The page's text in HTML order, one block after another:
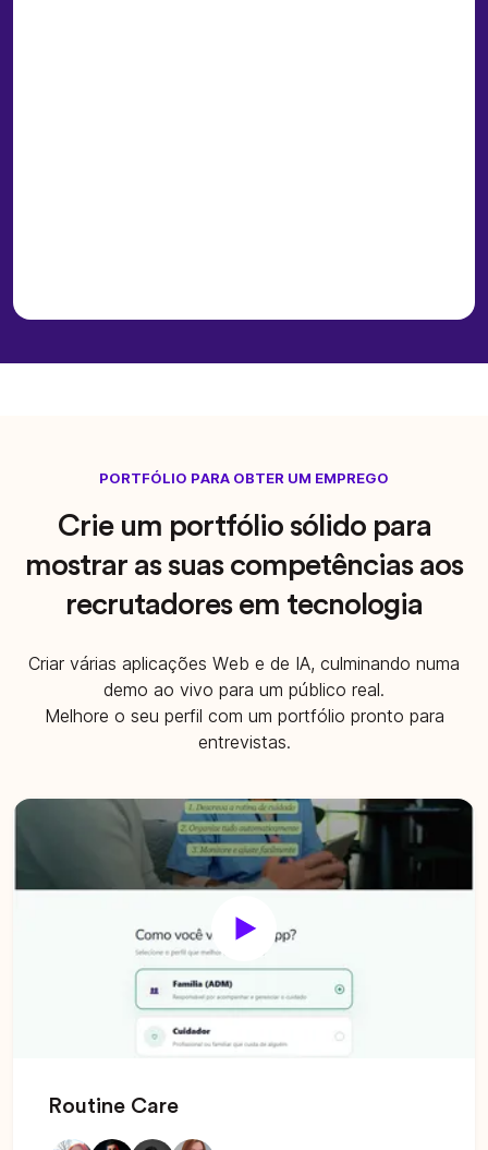
PORTFÓLIO PARA OBTER UM EMPREGO
Crie um portfólio sólido para
mostrar as suas competências aos
recrutadores em tecnologia
Criar várias aplicações Web e de IA, culminando numa
demo ao vivo para um público real.
Melhore o seu perfil com um portfólio pronto para
entrevistas.
Routine Care